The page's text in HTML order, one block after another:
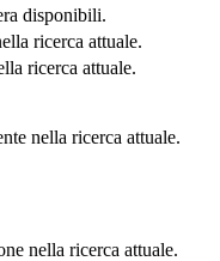
disponibili.
ricerca attuale.
ricerca attuale.
nella ricerca attuale.
nella ricerca attuale.